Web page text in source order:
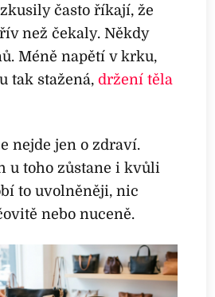
často říkají, že
než čekaly. Někdy
Méně napětí v krku,
tak stažená,držení těla
nejde jen o zdraví.
u toho zůstane i kvůli
to uvolněněji, nic
nebo nuceně.